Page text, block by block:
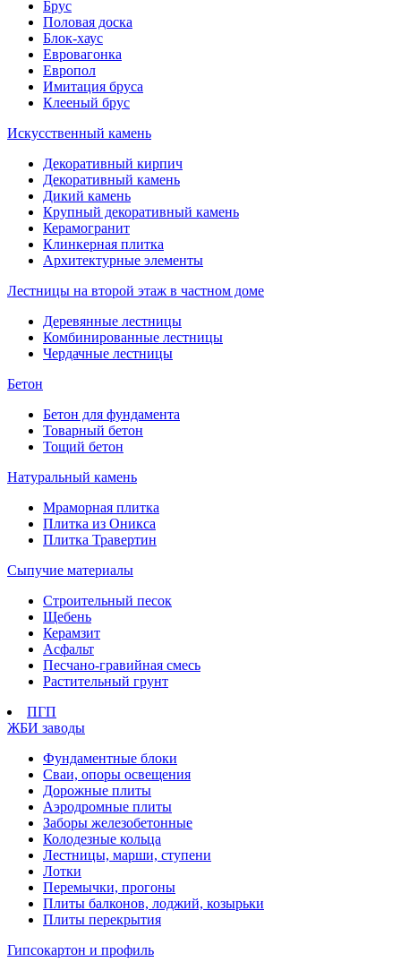
Брус
Половая доска
Блок-хаус
Евровагонка
Европол
Имитация бруса
Клееный брус
Искусственный камень
Декоративный кирпич
Декоративный камень
Дикий камень
Крупный декоративный камень
Керамогранит
Клинкерная плитка
Архитектурные элементы
Лестницы на второй этаж в частном доме
Деревянные лестницы
Комбинированные лестницы
Чердачные лестницы
Бетон
Бетон для фундамента
Товарный бетон
Тощий бетон
Натуральный камень
Мраморная плитка
Плитка из Оникса
Плитка Травертин
Сыпучие материалы
Строительный песок
Щебень
Керамзит
Асфальт
Песчано-гравийная смесь
Растительный грунт
ПГП
ЖБИ заводы
Фундаментные блоки
Сваи, опоры освещения
Дорожные плиты
Аэродромные плиты
Заборы железобетонные
Колодезные кольца
Лестницы, марши, ступени
Лотки
Перемычки, прогоны
Плиты балконов, лоджий, козырьки
Плиты перекрытия
Гипсокартон и профиль